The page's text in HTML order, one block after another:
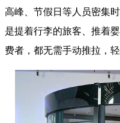
高峰、节假日等人员密集
是提着行李的旅客、推着
费者，都无需手动推拉，